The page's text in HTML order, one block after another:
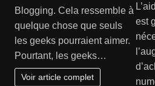
Blogging. Cela ressemble à
quelque chose que seuls
les geeks pourraient aimer.
Pourtant, les geeks…
Voir article complet
est